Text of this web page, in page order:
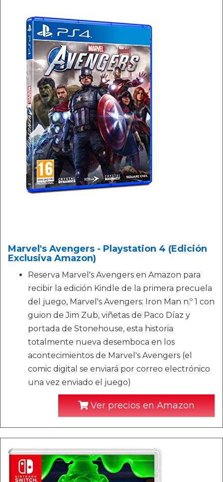
Marvel's Avengers - Playstation 4 (Edición
Exclusiva Amazon)
Reserva Marvel's Avengers en Amazon para
recibir la edición Kindle de la primera precuela
del juego, Marvel's Avengers: Iron Man n.º 1 con
guion de Jim Zub, viñetas de Paco Díaz y
portada de Stonehouse, esta historia
totalmente nueva desemboca en los
acontecimientos de Marvel's Avengers (el
comic digital se enviará por correo electrónico
una vez enviado el juego)
Ver precios en Amazon